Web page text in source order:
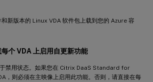
和新版本的 Linux VDA 软件包上载到您的 Azure 容
个 VDA 上启用自更新功能
禁用状态。如果您在 Citrix DaaS Standard for
，则必须在主映像上启用此功能。否则，请直接在每